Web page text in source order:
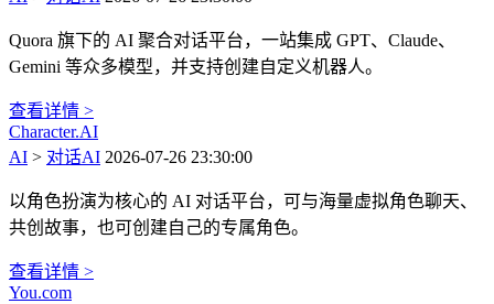
Quora 旗下的 AI 聚合对话平台，一站集成 GPT、Claude、
Gemini 等众多模型，并支持创建自定义机器人。
查看详情 >
Character.AI
AI > 对话AI 2026-07-26 23:30:00
以角色扮演为核心的 AI 对话平台，可与海量虚拟角色聊天、
共创故事，也可创建自己的专属角色。
查看详情 >
You.com